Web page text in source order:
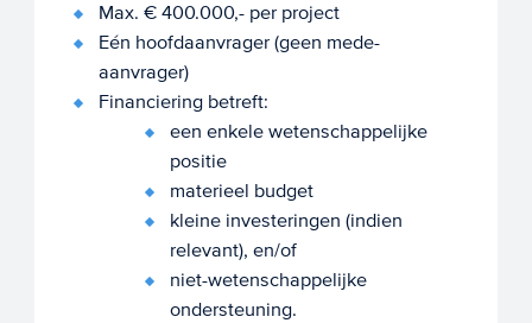
Max. € 400.000,- per project
Eén hoofdaanvrager (geen mede-
aanvrager)
Financiering betreft:
een enkele wetenschappelijke
positie
materieel budget
kleine investeringen (indien
relevant), en/of
niet-wetenschappelijke
ondersteuning.